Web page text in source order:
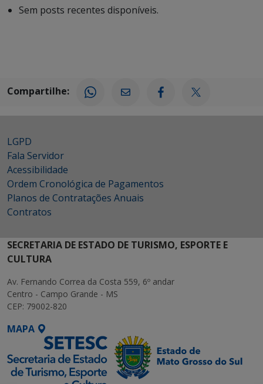
Sem posts recentes disponíveis.
Compartilhe:
LGPD
Fala Servidor
Acessibilidade
Ordem Cronológica de Pagamentos
Planos de Contratações Anuais
Contratos
SECRETARIA DE ESTADO DE TURISMO, ESPORTE E
CULTURA
Av. Fernando Correa da Costa 559, 6º andar
Centro - Campo Grande - MS
CEP: 79002-820
MAPA